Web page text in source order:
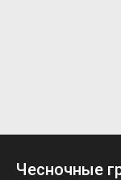
Чеcночные